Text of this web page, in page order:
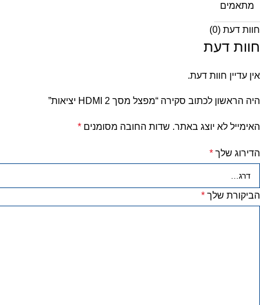
מתאמים
חוות דעת (0)
חוות דעת
אין עדיין חוות דעת.
היה הראשון לכתוב סקירה “מפצל מסך HDMI 2 יציאות”
האימייל לא יוצג באתר. שדות החובה מסומנים *
הדירוג שלך *
הביקורת שלך *